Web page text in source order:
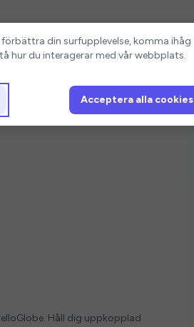
Håll dig uppkopplad
din surfupplevelse, komma ihåg
hur du interagerar med vår webbplats.
Acceptera alla cookies